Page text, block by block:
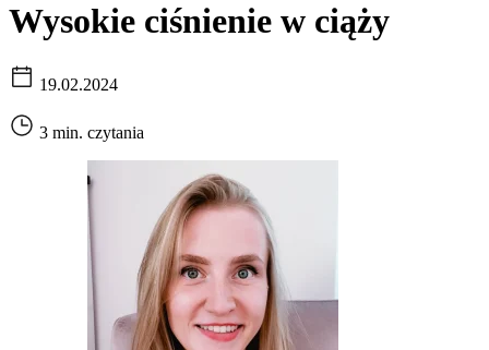
Wysokie ciśnienie w ciąży
19.02.2024
3 min. czytania